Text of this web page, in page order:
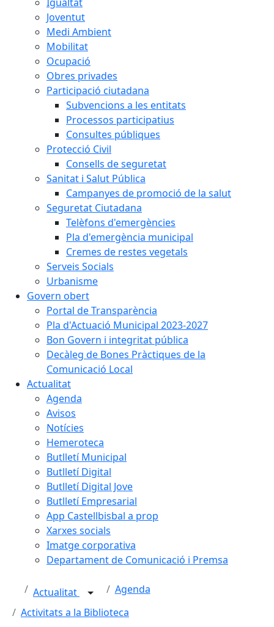
Joventut
Medi Ambient
Mobilitat
Ocupació
Obres privades
Participació ciutadana
Subvencions a les entitats
Processos participatius
Consultes públiques
Protecció Civil
Consells de seguretat
Sanitat i Salut Pública
Campanyes de promoció de la salut
Seguretat Ciutadana
Telèfons d'emergències
Pla d'emergència municipal
Cremes de restes vegetals
Serveis Socials
Urbanisme
Govern obert
Portal de Transparència
Pla d'Actuació Municipal 2023-2027
Bon Govern i integritat pública
Decàleg de Bones Pràctiques de la
Comunicació Local
Actualitat
Agenda
Avisos
Notícies
Hemeroteca
Butlletí Municipal
Butlletí Digital
Butlletí Digital Jove
Butlletí Empresarial
App Castellbisbal a prop
Xarxes socials
Imatge corporativa
Departament de Comunicació i Premsa
Actualitat
Agenda
Activitats a la Biblioteca